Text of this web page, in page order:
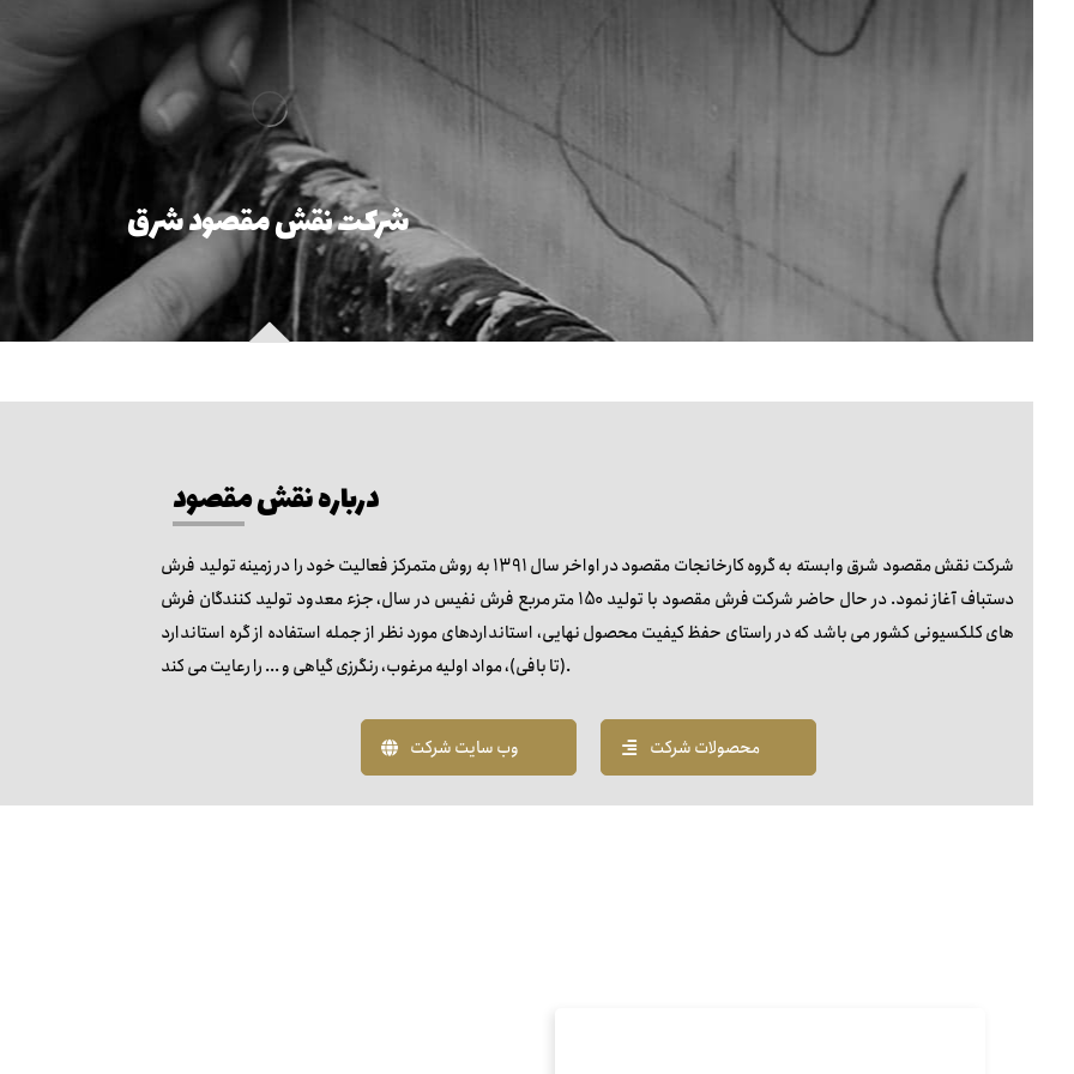
شرکت نقش مقصود شرق
درباره نقش مقصود
شرکت نقش مقصود شرق وابسته به گروه کارخانجات مقصود در اواخر سال 1391 به روش متمرکز فعالیت خود را در زمینه تولید فرش
دستباف آغاز نمود. در حال حاضر شرکت فرش مقصود با تولید 150 متر مربع فرش نفیس در سال، جزء معدود تولید کنندگان فرش
های کلکسیونی کشور می باشد که در راستای حفظ کیفیت محصول نهایی، استانداردهای مورد نظر از جمله استفاده از گره استاندارد
(تا بافی)، مواد اولیه مرغوب، رنگرزی گیاهی و ... را رعایت می کند.
وب سایت شرکت محصولات شرکت